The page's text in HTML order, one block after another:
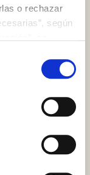
o rechazar
según
este botón
Si deseas
Política de